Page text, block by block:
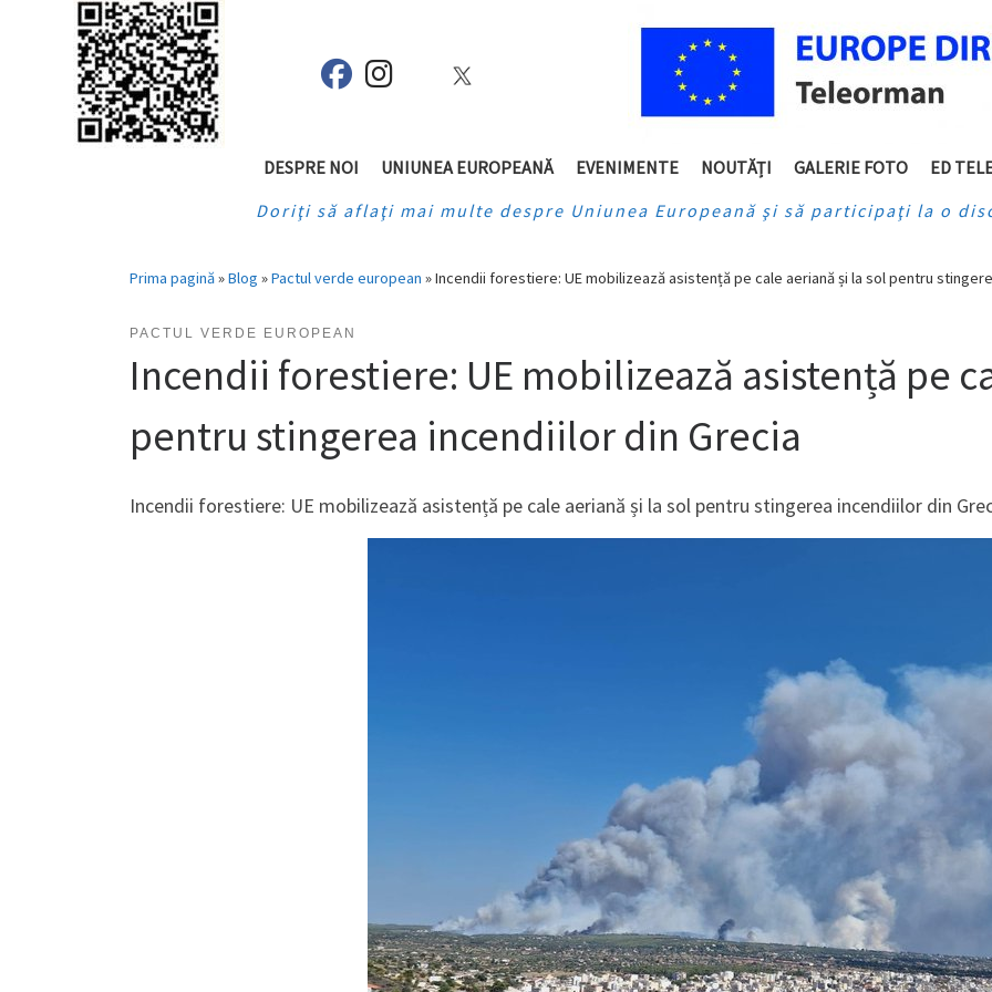
fab fa-facebook
fab fa-instagram
DESPRE NOI UNIUNEA EUROPEANĂ EVENIMENTE NOUTĂȚI GALERIE FOTO
ED
Doriţi să aflaţi mai multe despre Uniunea Europeană şi să participaţi la o
Prima pagină»Blog »Pactul verde european »Incendii forestiere: UE mobilizează asistență pe cale aeriană și la sol pentru
PACTUL VERDE EUROPEAN
Incendii forestiere: UE mobilizează asistență pe
pentru stingerea incendiilor din Grecia
Incendii forestiere: UE mobilizează asistență pe cale aeriană și la sol pentru stingerea incendiilor din